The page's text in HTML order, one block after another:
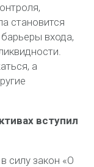
становится
входа,
а
вступил
силу закон «О